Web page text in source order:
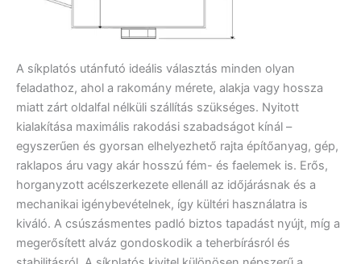
A síkplatós utánfutó ideális választás minden olyan
feladathoz, ahol a rakomány mérete, alakja vagy hossza
miatt zárt oldalfal nélküli szállítás szükséges. Nyitott
kialakítása maximális rakodási szabadságot kínál –
egyszerűen és gyorsan elhelyezhető rajta építőanyag, gép,
raklapos áru vagy akár hosszú fém- és faelemek is. Erős,
horganyzott acélszerkezete ellenáll az időjárásnak és a
mechanikai igénybevételnek, így kültéri használatra is
kiváló. A csúszásmentes padló biztos tapadást nyújt, míg a
megerősített alváz gondoskodik a teherbírásról és